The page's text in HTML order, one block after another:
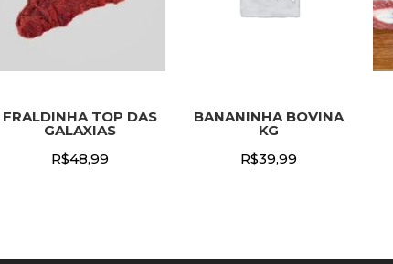
FRALDINHA TOP DAS
GALAXIAS
R$48,99
BANANINHA BOVINA
KG
R$39,99